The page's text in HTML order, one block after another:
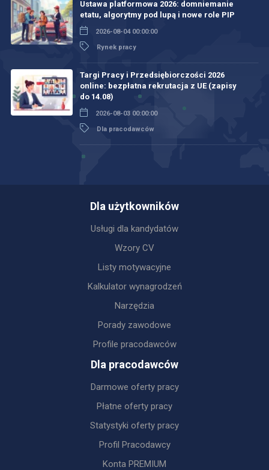
Ustawa platformowa 2026: domniemanie
etatu, algorytmy pod lupą i nowe role PIP
2026-08-04 00:00:00
Rynek pracy
Targi Pracy i Przedsiębiorczości 2026
online: bezpłatna rekrutacja z UE (zapisy
do 14.08)
2026-08-03 00:00:00
Dla pracodawców
Dla użytkowników
Usługi dla kandydatów
Wzory CV
Listy motywacyjne
Kalkulator wynagrodzeń
Narzędzia
Porady zawodowe
Profile pracodawców
Dla pracodawców
Darmowe oferty pracy
Płatne oferty pracy
Statystyki oferty pracy
Profil Pracodawcy
Konta PREMIUM